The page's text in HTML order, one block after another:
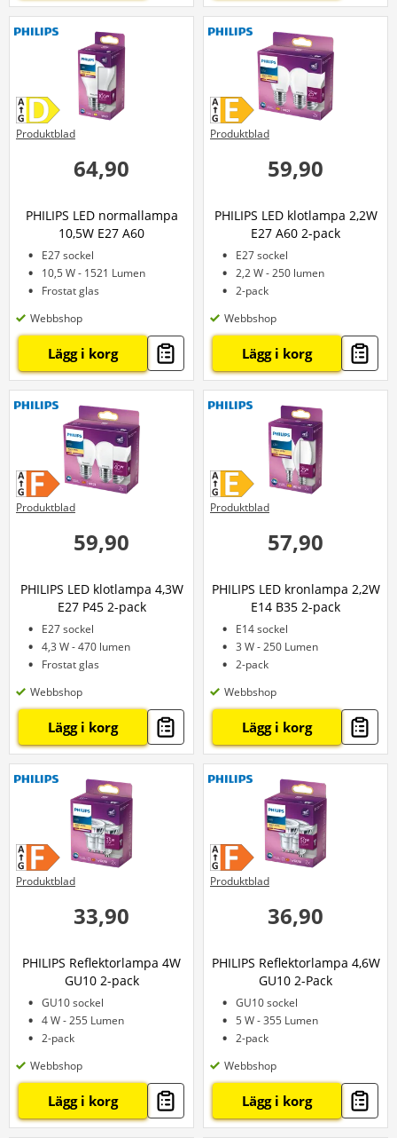
64,90
PHILIPS LED normallampa
10,5W E27 A60
E27 sockel
10,5 W - 1521 Lumen
Frostat glas
Produktblad
Webbshop
Lägg i korg
59,90
PHILIPS LED klotlampa 2,2W
E27 A60 2-pack
E27 sockel
2,2 W - 250 lumen
2-pack
Produktblad
Webbshop
Lägg i korg
59,90
PHILIPS LED klotlampa 4,3W
E27 P45 2-pack
E27 sockel
4,3 W - 470 lumen
Frostat glas
Produktblad
Webbshop
Lägg i korg
57,90
PHILIPS LED kronlampa 2,2W
E14 B35 2-pack
E14 sockel
3 W - 250 Lumen
2-pack
Produktblad
Webbshop
Lägg i korg
33,90
PHILIPS Reflektorlampa 4W
GU10 2-pack
GU10 sockel
4 W - 255 Lumen
2-pack
Produktblad
Webbshop
Lägg i korg
36,90
PHILIPS Reflektorlampa 4,6W
GU10 2-Pack
GU10 sockel
5 W - 355 Lumen
2-pack
Produktblad
Webbshop
Lägg i korg